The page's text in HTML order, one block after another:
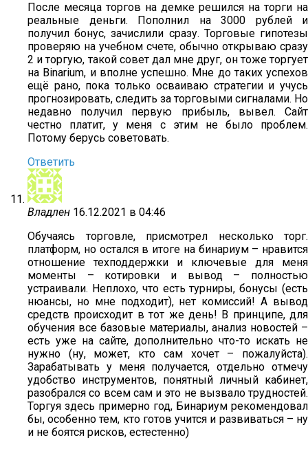
После месяца торгов на демке решился на торги на
реальные деньги. Пополнил на 3000 рублей и
получил бонус, зачислили сразу. Торговые гипотезы
проверяю на учебном счете, обычно открываю сразу
2 и торгую, такой совет дал мне друг, он тоже торгует
на Binarium, и вполне успешно. Мне до таких успехов
ещё рано, пока только осваиваю стратегии и учусь
прогнозировать, следить за торговыми сигналами. Но
недавно получил первую прибыль, вывел. Сайт
честно платит, у меня с этим не было проблем.
Потому берусь советовать.
Ответить
Владлен 16.12.2021 в 04:46
Обучаясь торговле, присмотрел несколько торг.
платформ, но остался в итоге на бинариум – нравится
отношение техподдержки и ключевые для меня
моменты – котировки и вывод – полностью
устраивали. Неплохо, что есть турниры, бонусы (есть
нюансы, но мне подходит), нет комиссий! А вывод
средств происходит в тот же день! В принципе, для
обучения все базовые материалы, анализ новостей –
есть уже на сайте, дополнительно что-то искать не
нужно (ну, может, кто сам хочет – пожалуйста).
Зарабатывать у меня получается, отдельно отмечу
удобство инструментов, понятный личный кабинет,
разобрался со всем сам и это не вызвало трудностей.
Торгуя здесь примерно год, Бинариум рекомендовал
бы, особенно тем, кто готов учится и развиваться – ну
и не боятся рисков, естестенно)